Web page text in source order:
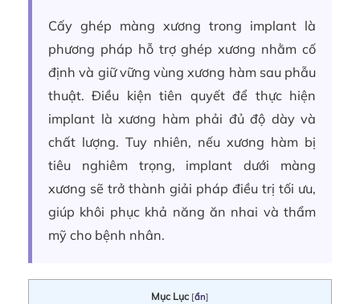
Cấy ghép màng xương trong implant là
phương pháp hỗ trợ ghép xương nhằm cố
định và giữ vững vùng xương hàm sau phẫu
thuật. Điều kiện tiên quyết để thực hiện
implant là xương hàm phải đủ độ dày và
chất lượng. Tuy nhiên, nếu xương hàm bị
tiêu nghiêm trọng, implant dưới màng
xương sẽ trở thành giải pháp điều trị tối ưu,
giúp khôi phục khả năng ăn nhai và thẩm
mỹ cho bệnh nhân.
Mục Lục [ẩn]